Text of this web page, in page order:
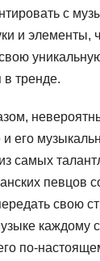
с
и элементы,
в тренде.
его
самых
певцов
свою
каждому
по-